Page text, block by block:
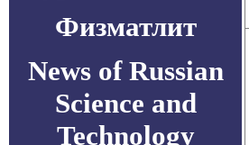
Физматлит
News of Russian
Science and
Technology